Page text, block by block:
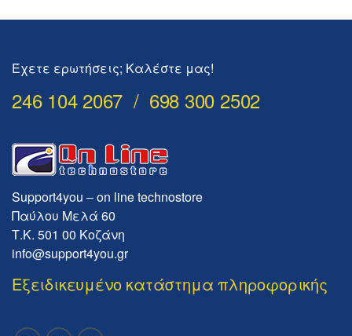
Έχετε ερωτήσεις; Καλέστε μας!
246 104 2067 / 698 300 2502
Support4you – on line technostore
Παύλου Μελά 60
Τ.Κ. 501 00 Κοζάνη
info@support4you.gr
Εξειδικευμένο κατάστημα πληροφορικής